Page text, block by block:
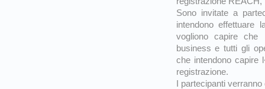
Sono invitate a
intendono effettuare
vogliono capire
business e tutti gli
che intendono
registrazione.
I partecipanti